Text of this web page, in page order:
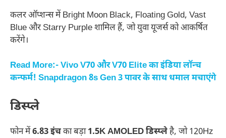
कलर ऑप्शन्स में Bright Moon Black, Floating Gold, Vast
Blue और Starry Purple शामिल हैं, जो युवा यूजर्स को आकर्षित
करेंगे।
Read More:- Vivo V70 और V70 Elite का इंडिया लॉन्च
कन्फर्म! Snapdragon 8s Gen 3 पावर के साथ धमाल मचाएंगे
डिस्प्ले
फोन में6.83 इंचका बड़ा1.5K AMOLED डिस्प्लेहै, जो 120Hz